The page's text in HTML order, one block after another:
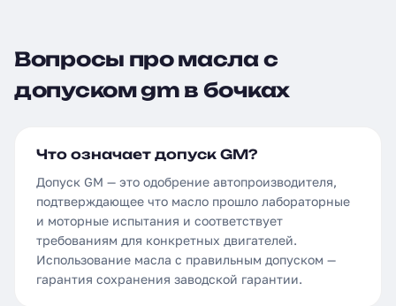
Вопросы про масла с
допуском gm в бочках
Что означает допуск GM?
Допуск GM — это одобрение автопроизводителя,
подтверждающее что масло прошло лабораторные
и моторные испытания и соответствует
требованиям для конкретных двигателей.
Использование масла с правильным допуском —
гарантия сохранения заводской гарантии.